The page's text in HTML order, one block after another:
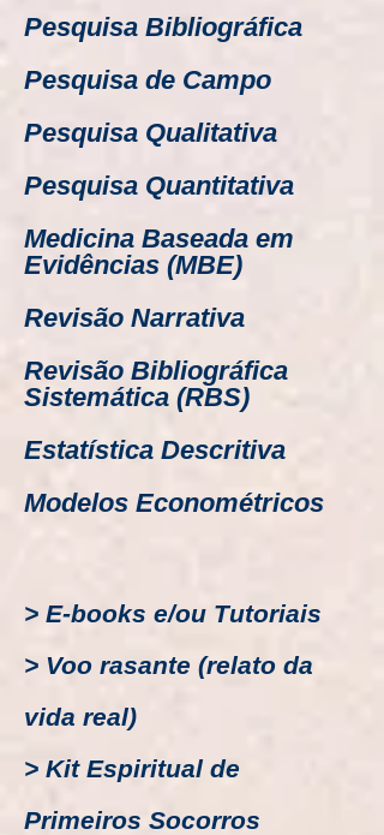
Pesquisa Bibliográfica
Pesquisa de Campo
Pesquisa Qualitativa
Pesquisa Quantitativa
Medicina Baseada em
Evidências (MBE)
Revisão Narrativa
​Revisão Bibliográfica
Sistemática (RBS)
Estatística Descritiva
Modelos Econométricos
> E-books e/ou Tutoriais
> Voo rasante (relato da
vida real)
> Kit Espiritual de
Primeiros Socorros